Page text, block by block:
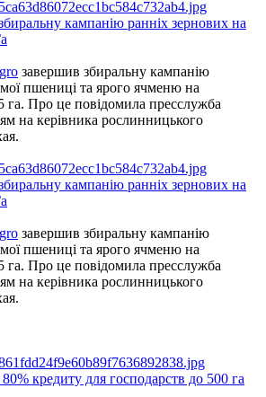
кампанію ранніх зернових на
завершив збиральну кампанію
пшениці та ярого ячменю на
га. Про це повідомила пресслужба
на керівника рослинницького
кампанію ранніх зернових на
завершив збиральну кампанію
пшениці та ярого ячменю на
га. Про це повідомила пресслужба
на керівника рослинницького
кредиту для господарств до 500 га